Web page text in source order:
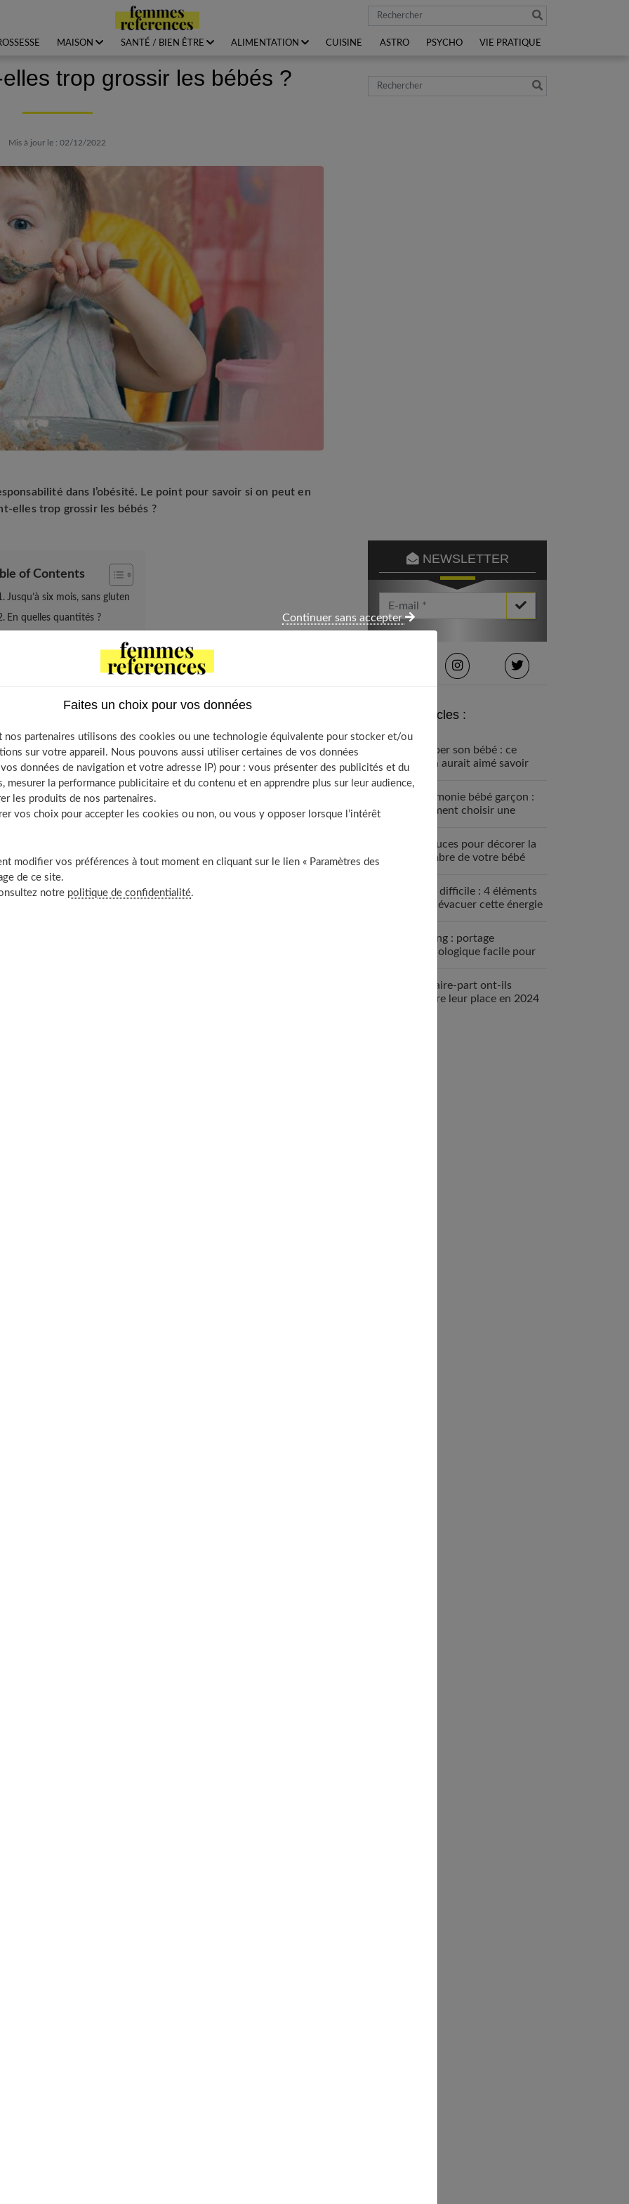
Rechercher
MAISON SANTÉ / BIEN ÊTRE ALIMENTATION CUISINE ASTRO PSYCHO VIE PRATIQUE
trop grossir les bébés ?
Mis à jour le : 02/12/2022
dans l’obésité. Le point pour savoir si on peut en
elles trop grossir les bébés ?
of Contents
Jusqu’à six mois, sans gluten
En quelles quantités ?
du quatrième mois. Jusqu'à six mois, elles doivent être
est immature. Elles sont à base de farines de riz ou de tapioca
place de la farine de blé.
le blé, l'orge, le seigle, l'avoine. Elle peut être à l'origine d'une
intestinale ou d'une intolérance définitive (maladie cœliaque).
ainsi que des malabsorptions entraînant un retard de
bébé sur 2 000 à la naissance.
Sa présence ou son absence doit être mentionnée sur le
à café, afin de voir si bébé apprécie ces nouveaux goûts
deux fois par jour, soit environ 10 g.
soupe, deux fois par jour, soit 20 à 30 g.
soupe, deux fois par jour, soit 30 à 40 g.
(sucres) qui fournissent de l'énergie et évitent la sensation de
Il est conseillé de les donner au nourrisson le matin, au petit
A cet âge, elles sont l'équivalent du pain chez l'enfant plus
être proposées le soir au bébé qui a du mal à faire ses
de lait.
lait froid ou tiède, car elles se dissolvent facilement quand on
sont la source principale d'énergie dans une alimentation
de rebond d'adiposité précoce chez le petit enfant serait
équilibrer dans la journée en fonction des féculents donnés
de terre, du riz, du tapioca ou encore des petites pâtes,
la journée.
verts, on peut lui donner des céréales deux fois par jour.
de bébé. Si celle-ci augmente régulièrement de la
diminuer jusqu'à six ans. Normalement, l'indice de masse
à neuf mois et à vingt-quatre mois, deux périodes
chez la petite fille est de 20, chez le petit garçon de 20,3.
de 19,2 chez le petit garçon.
normal, on peut lui donner sans souci des céréales. S'il est
est préférable de limiter leur apport.
pour votre bébé ?
pour Femmes Références, j'explore avec passion les univers de la
Forte de plusieurs années d'expérience dans le journalisme
offrir aux femmes des conseils fiables, inspirants et ancrés
newsletter
Rechercher
NEWSLETTER
Votre Email *
Derniers articles :
Équiper son bébé : ce
qu’on aurait aimé savoir
Cérémonie bébé garçon :
comment choisir une
4 astuces pour décorer la
chambre de votre bébé
Bébé difficile : 4 éléments
pour évacuer cette énergie
Le sling : portage
physiologique facile pour
Les faire-part ont-ils
encore leur place en 2024
Faites un choix pour vos données
nos partenaires utilisons des cookies ou une technologie équivalente pour stocker et/ou
sur votre appareil. Nous pouvons aussi utiliser certaines de vos données
données de navigation et votre adresse IP) pour : vous présenter des publicités et du
mesurer la performance publicitaire et du contenu et en apprendre plus sur leur audience,
les produits de nos partenaires.
vos choix pour accepter les cookies ou non, ou vous y opposer lorsque l’intérêt
modifier vos préférences à tout moment en cliquant sur le lien « Paramètres des
de ce site.
notre politique de confidentialité.
Continuer sans accepter